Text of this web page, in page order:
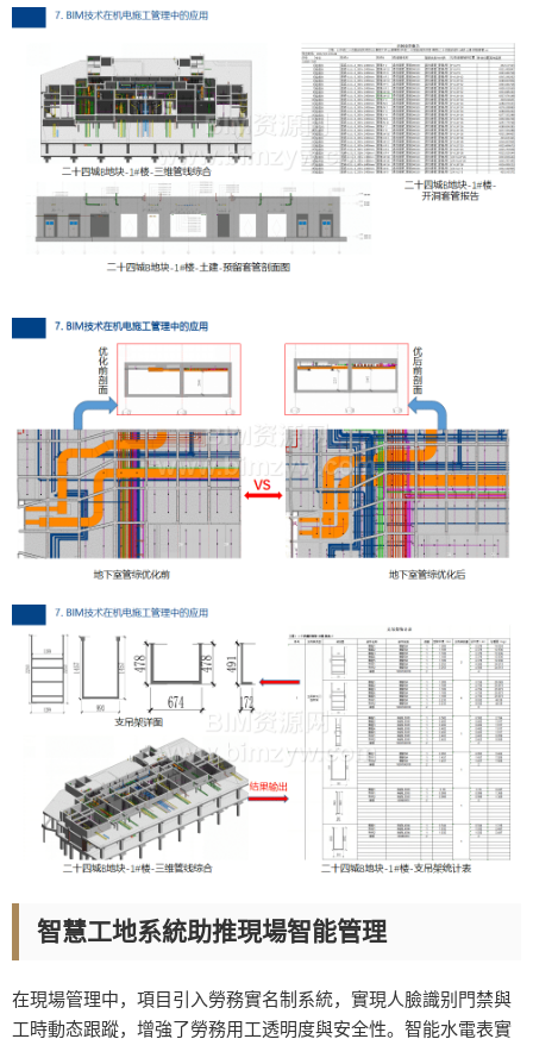
智慧工地系統助推現場智能管理
在現場管理中，項目引入勞務實名制系統，實現人臉識别門禁與
工時動态跟蹤，增強了勞務用工透明度與安全性。智能水電表實